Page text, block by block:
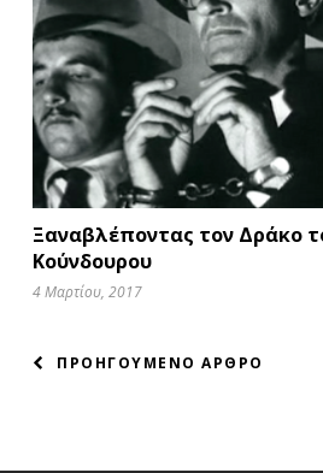
Ξαναβλέποντας τον Δράκο
Κούνδουρου
4 Μαρτίου, 2017
ΠΛΟΗΓΗΣΗ
ΠΡΟΗΓΟΥΜΕΝΟ ΑΡΘΡΟ